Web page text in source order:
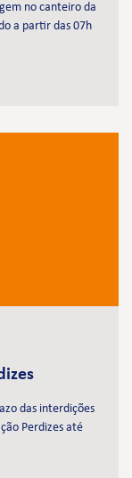
no canteiro da
a partir das 07h
das interdições
Perdizes até